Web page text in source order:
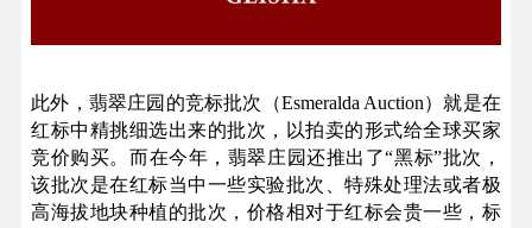
此外，翡翠庄园的竞标批次（Esmeralda Auction）就是在
红标中精挑细选出来的批次，以拍卖的形式给全球买家
竞价购买。而在今年，翡翠庄园还推出了“黑标”批次，
该批次是在红标当中一些实验批次、特殊处理法或者极
高海拔地块种植的批次，价格相对于红标会贵一些，标